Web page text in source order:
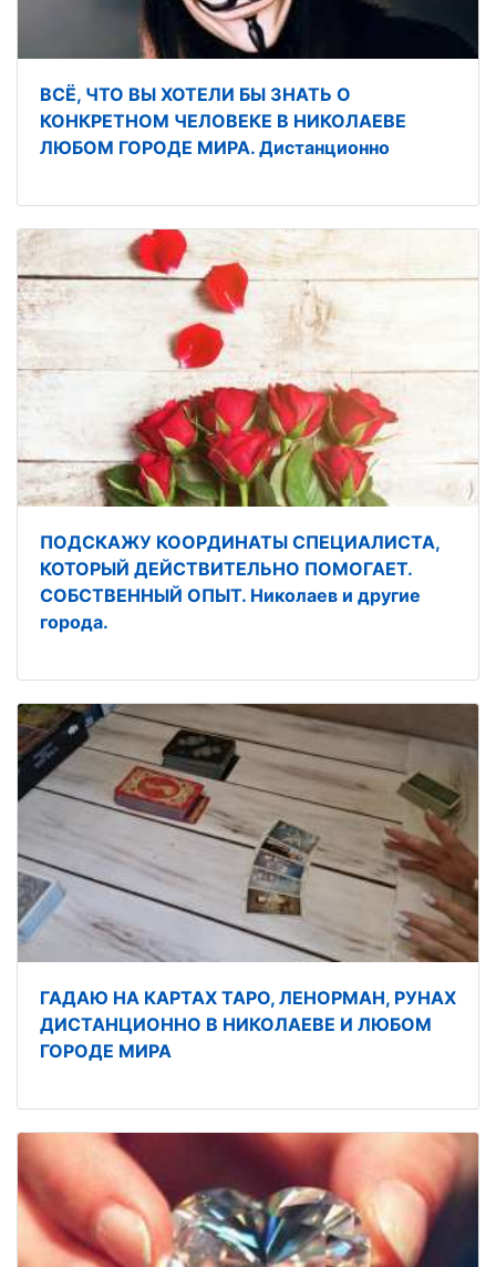
ВСЁ, ЧТО ВЫ ХОТЕЛИ БЫ ЗНАТЬ О
КОНКРЕТНОМ ЧЕЛОВЕКЕ В НИКОЛАЕВЕ
ЛЮБОМ ГОРОДЕ МИРА. Дистанционно
ПОДСКАЖУ КООРДИНАТЫ СПЕЦИАЛИСТА,
КОТОРЫЙ ДЕЙСТВИТЕЛЬНО ПОМОГАЕТ.
СОБСТВЕННЫЙ ОПЫТ. Николаев и другие
города.
ГАДАЮ НА КАРТАХ ТАРО, ЛЕНОРМАН, РУНАХ
ДИСТАНЦИОННО В НИКОЛАЕВЕ И ЛЮБОМ
ГОРОДЕ МИРА